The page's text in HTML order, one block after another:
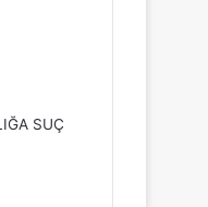
SUÇ